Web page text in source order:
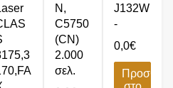
N,
C5750
(CN)
2.000
σελ.
J132W
-
0,0€